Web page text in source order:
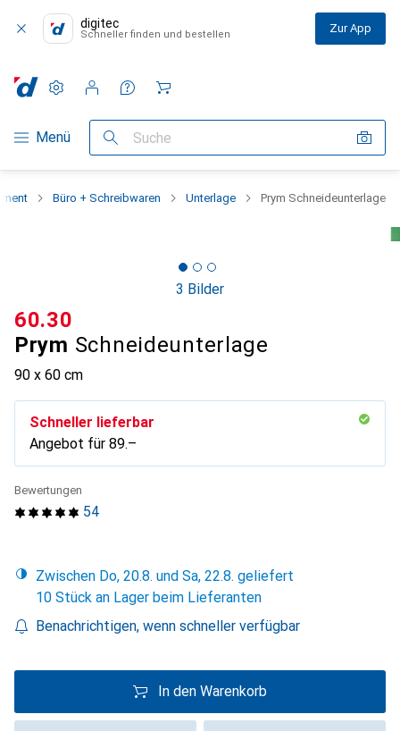
digitec
Schneller finden und bestellen Zur App
Navigation nach Kategorien
Menü Suche
Einstellungen
Kundenkonto
Vergleichslisten
Merklisten
Warenkorb
Büro + Schreibwaren Unterlage Prym Schneideunterlage
3 Bilder
Prym Schneideunterlage
90 x 60 cm
CHF
60.30
Schneller lieferbar
Angebot für CHF
89.–
54
Bewertungen
Zwischen Do, 20.8. und Sa, 22.8. geliefert
10 Stück an Lager beim Lieferanten
Benachrichtigen, wenn schneller verfügbar
In den Warenkorb